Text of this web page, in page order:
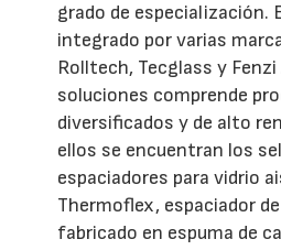
grado de especialización.
integrado por varias
Rolltech, Tecglass y Fenzi
soluciones comprende
diversificados y de alto
ellos se encuentran los
espaciadores para vidrio
Thermoflex, espaciador
fabricado en espuma de